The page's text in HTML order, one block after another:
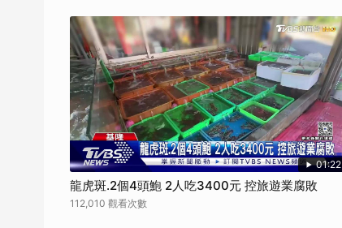
01:22
龍虎斑.2個4頭鮑 2人吃3400元 控旅遊業腐敗
112,010 觀看次數